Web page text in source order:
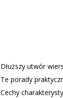
Dłuższy utwór
Te porady
Cechy